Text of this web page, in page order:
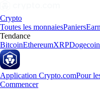
Crypto
Toutes les monnaiesPaniersEarn
Tendance
BitcoinEthereumXRPDogecoin
Application Crypto.comPour
Commencer